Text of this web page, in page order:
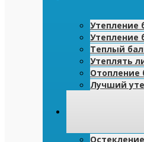
Утепление
Утепление
Теплый
Утеплять
Отопление
Лучший